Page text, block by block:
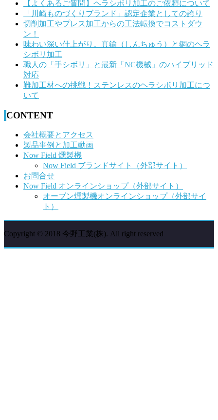
【よくあるご質問】ヘラシボリ加工のご依頼について
「川崎ものづくりブランド」認定企業としての誇り
切削加工やプレス加工からの工法転換でコストダウ
ン！
味わい深い仕上がり。真鍮（しんちゅう）と銅のヘラ
シボリ加工
職人の「手シボリ」と最新「NC機械」のハイブリッド
対応
難加工材への挑戦！ステンレスのヘラシボリ加工につ
いて
CONTENT
会社概要とアクセス
製品事例と加工動画
Now Field 燻製機
Now Field ブランドサイト（外部サイト）
お問合せ
Now Field オンラインショップ（外部サイト）
オーブン燻製機オンラインショップ（外部サイ
ト）
Copyright © 2018 今野工業(株). All right reserved